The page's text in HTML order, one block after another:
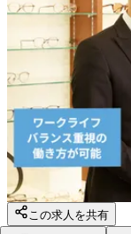
この求人を共有